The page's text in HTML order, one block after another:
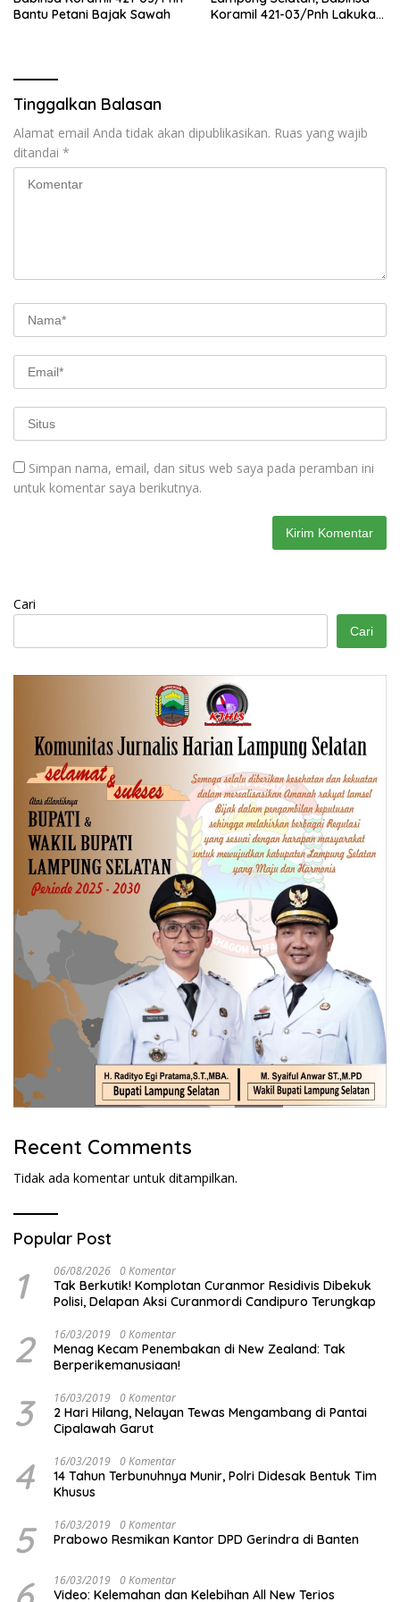
Bantu Petani Bajak Sawah
Koramil 421-03/Pnh Lakukan
Tinggalkan Balasan
Alamat email Anda tidak akan dipublikasikan. Ruas yang wajib
ditandai *
Simpan nama, email, dan situs web saya pada peramban ini
untuk komentar saya berikutnya.
Cari
Cari
Recent Comments
Tidak ada komentar untuk ditampilkan.
Popular Post
1 06/08/2026 0 Komentar
Tak Berkutik! Komplotan Curanmor Residivis Dibekuk
Polisi, Delapan Aksi Curanmordi Candipuro Terungkap
2 16/03/2019 0 Komentar
Menag Kecam Penembakan di New Zealand: Tak
Berperikemanusiaan!
3 16/03/2019 0 Komentar
2 Hari Hilang, Nelayan Tewas Mengambang di Pantai
Cipalawah Garut
4 16/03/2019 0 Komentar
14 Tahun Terbunuhnya Munir, Polri Didesak Bentuk Tim
Khusus
5 16/03/2019 0 Komentar
Prabowo Resmikan Kantor DPD Gerindra di Banten
16/03/2019 0 Komentar
Video: Kelemahan dan Kelebihan All New Terios